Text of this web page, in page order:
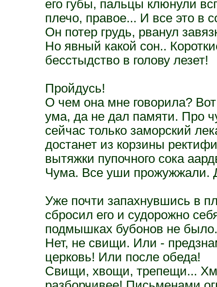
его губы, пальцы клюнули
плечо, правое... И все это в
Он потер грудь, рванул
Но явный какой сон..
бесстыдство в голову лезет!
Пройдусь!
О чем она мне говорила?
ума, да не дал памяти. Про
сейчас только заморский
достанет из корзины
вытяжки пупочного сока
Чума. Все уши прожужжали.
Уже почти запахнувшись в
сбросил его и судорожно
подмышках бубонов не было.
Нет, не свищи. Или -
церковь! Или после обеда!
Свищи, хвощи, трепещи...